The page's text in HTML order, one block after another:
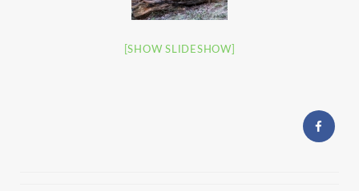
[SHOW SLIDESHOW]